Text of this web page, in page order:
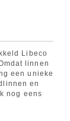
Libeco
linnen
een unieke
en
nog eens